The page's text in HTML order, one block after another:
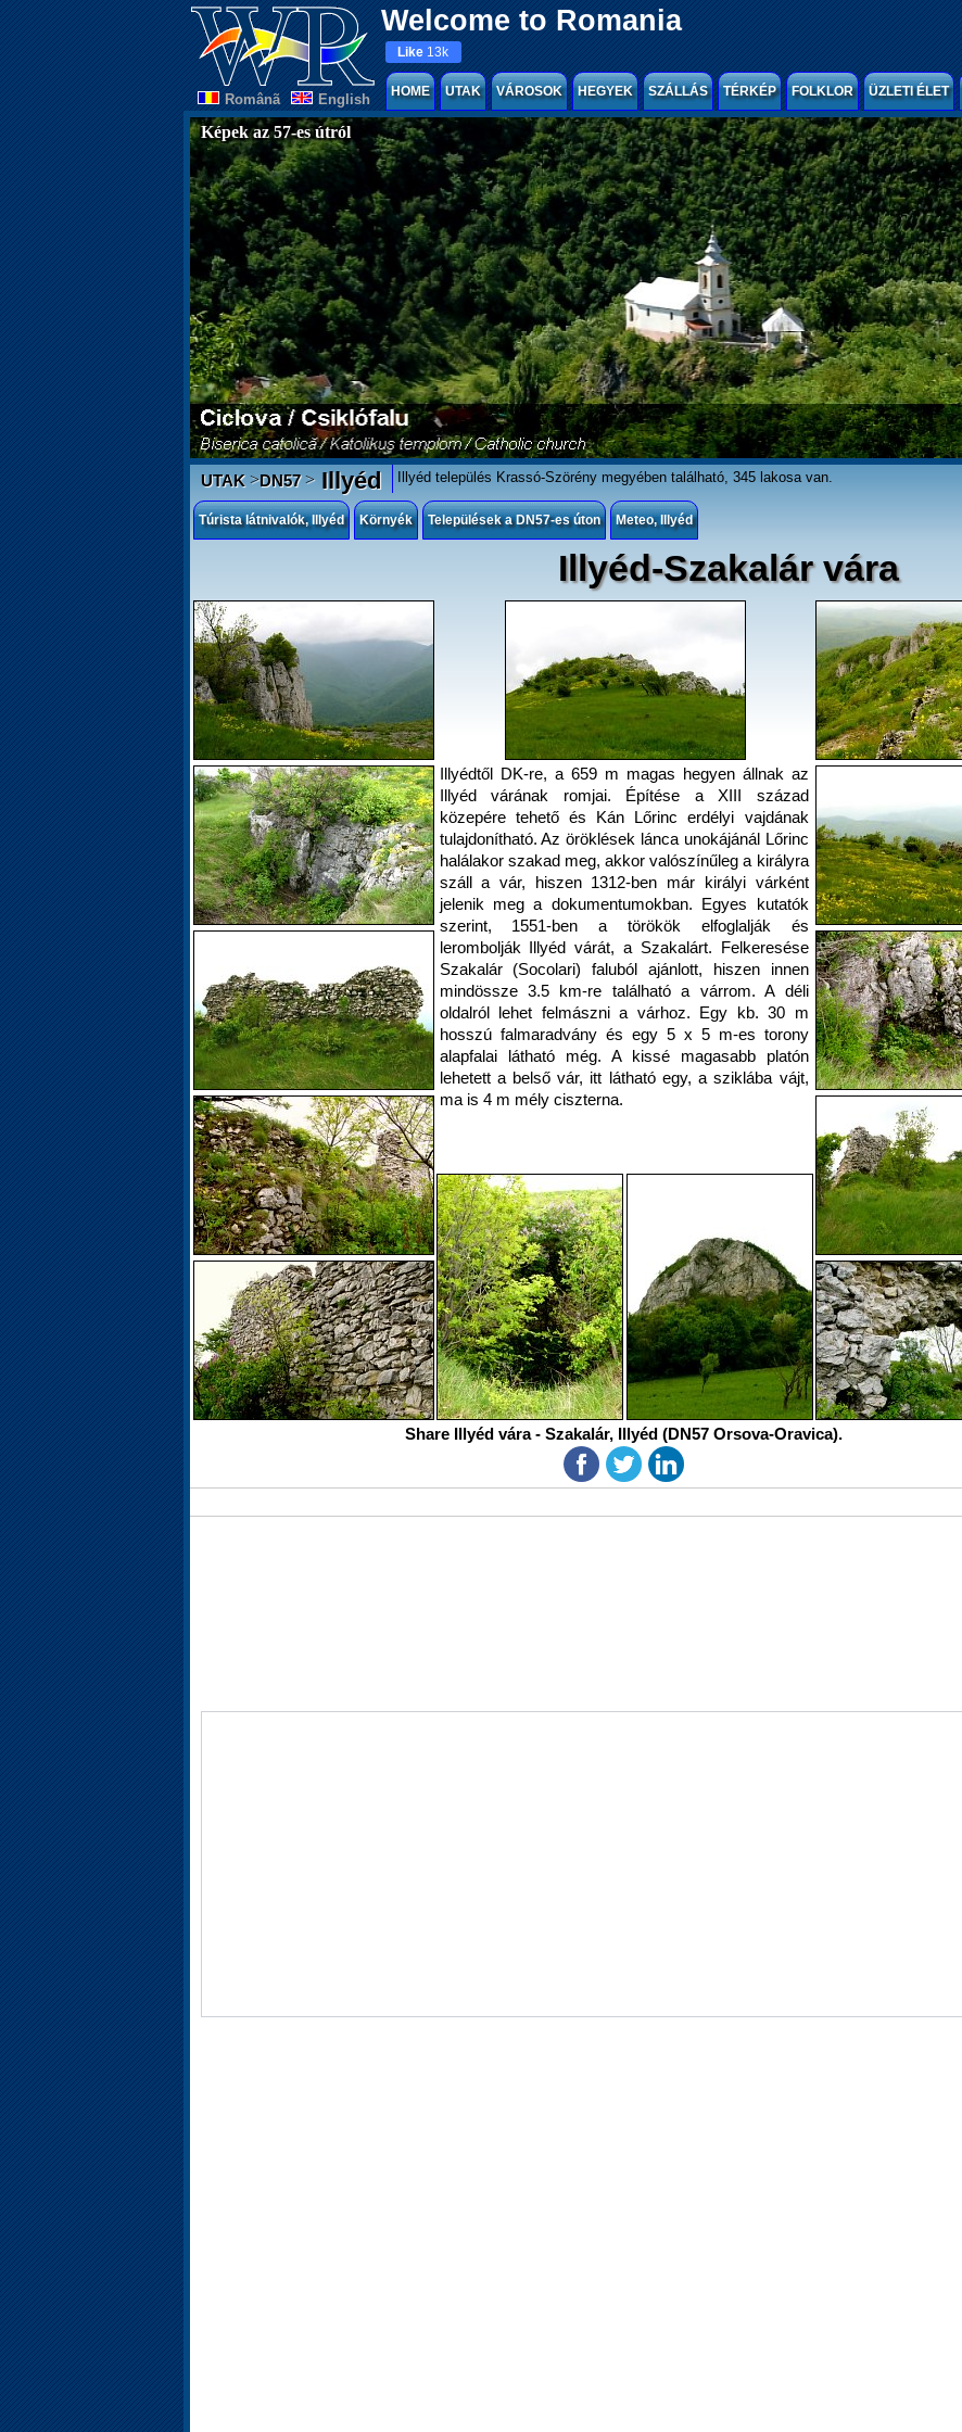
Welcome to Romania
Românã English
Like 13k
HOME UTAK VÁROSOK HEGYEK SZÁLLÁS TÉRKÉP FOLKLOR ÜZLETI ÉLET
Képek az 57-es útról
UTAK>DN57>Illyéd Illyéd település Krassó-Szörény megyében található, 345 lakosa van.
Túrista látnivalók, Illyéd Környék Települések a DN57-es úton Meteo, Illyéd
Illyéd-Szakalár vára
Illyédtől DK-re, a 659 m magas hegyen állnak az
Illyéd várának romjai. Építése a XIII század
közepére tehető és Kán Lőrinc erdélyi vajdának
tulajdonítható. Az öröklések lánca unokájánál Lőrinc
halálakor szakad meg, akkor valószínűleg a királyra
száll a vár, hiszen 1312-ben már királyi várként
jelenik meg a dokumentumokban. Egyes kutatók
szerint, 1551-ben a törökök elfoglalják és
lerombolják Illyéd várát, a Szakalárt. Felkeresése
Szakalár (Socolari) faluból ajánlott, hiszen innen
mindössze 3.5 km-re található a várrom. A déli
oldalról lehet felmászni a várhoz. Egy kb. 30 m
hosszú falmaradvány és egy 5 x 5 m-es torony
alapfalai látható még. A kissé magasabb platón
lehetett a belső vár, itt látható egy, a sziklába vájt,
ma is 4 m mély ciszterna.
Share Illyéd vára - Szakalár, Illyéd (DN57 Orsova-Oravica).